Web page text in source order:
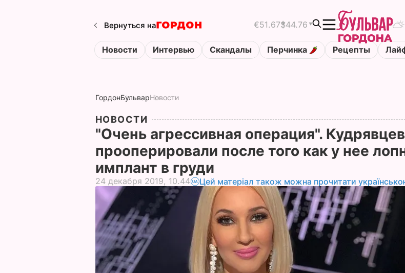
Вернуться на €51.67$44.76
Новости Интервью Скандалы Перчинка Рецепты
ГордонБульварНовости
НОВОСТИ
"Очень агрессивная операция".
прооперировали после того как у нее
имплант в груди
24 декабря 2019, 10.44 Цей матеріал також можна прочитати